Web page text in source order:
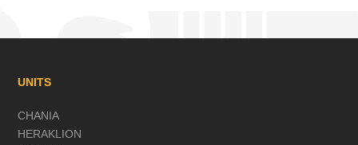
UNITS
CHANIA
HERAKLION